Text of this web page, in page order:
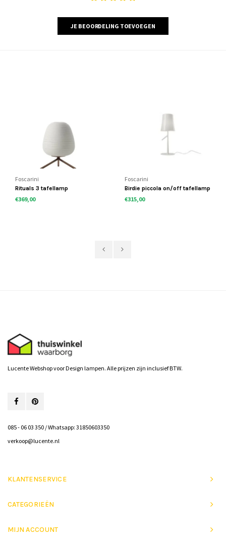
JE BEOORDELING TOEVOEGEN
Foscarini
Rituals 3 tafellamp
€369,00
Foscarini
Birdie piccola on/off tafellamp
€315,00
Lucente Webshop voor Design lampen. Alle prijzen zijn inclusief BTW.
085 - 06 03 350 / Whatsapp: 31850603350
verkoop@lucente.nl
KLANTENSERVICE
CATEGORIEËN
MIJN ACCOUNT